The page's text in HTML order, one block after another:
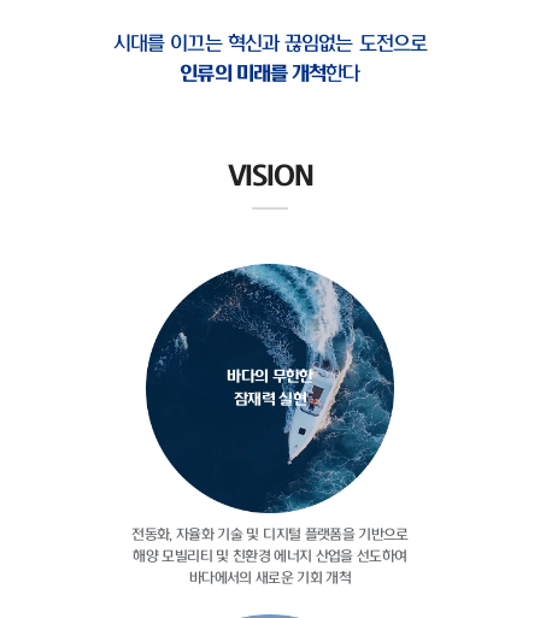
시대를 이끄는 혁신과 끊임없는 도전으로
인류의 미래를 개척한다
VISION
바다의 무한한
잠재력 실현
전동화, 자율화 기술 및 디지털 플랫폼을 기반으로
해양 모빌리티 및 친환경 에너지 산업을 선도하여
바다에서의 새로운 기회 개척